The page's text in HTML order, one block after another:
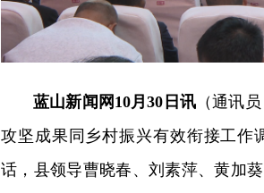
蓝山新闻网10月30日讯 （通讯
攻坚成果同乡村振兴有效衔接工作
话，县领导曹晓春、刘素萍、黄加